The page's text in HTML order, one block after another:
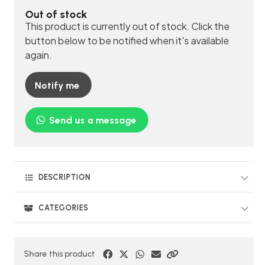
Out of stock
This product is currently out of stock. Click the
button below to be notified when it's available
again.
Notify me
Send us a message
DESCRIPTION
CATEGORIES
Share this product